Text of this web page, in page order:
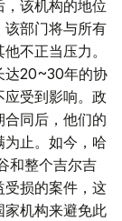
该机构的地位
该部门将与所有
不正当压力。
达20~30年的协
受到影响。政
同后，他们的
止。如今，哈
和整个吉尔吉
受损的案件，这
家机构来避免此